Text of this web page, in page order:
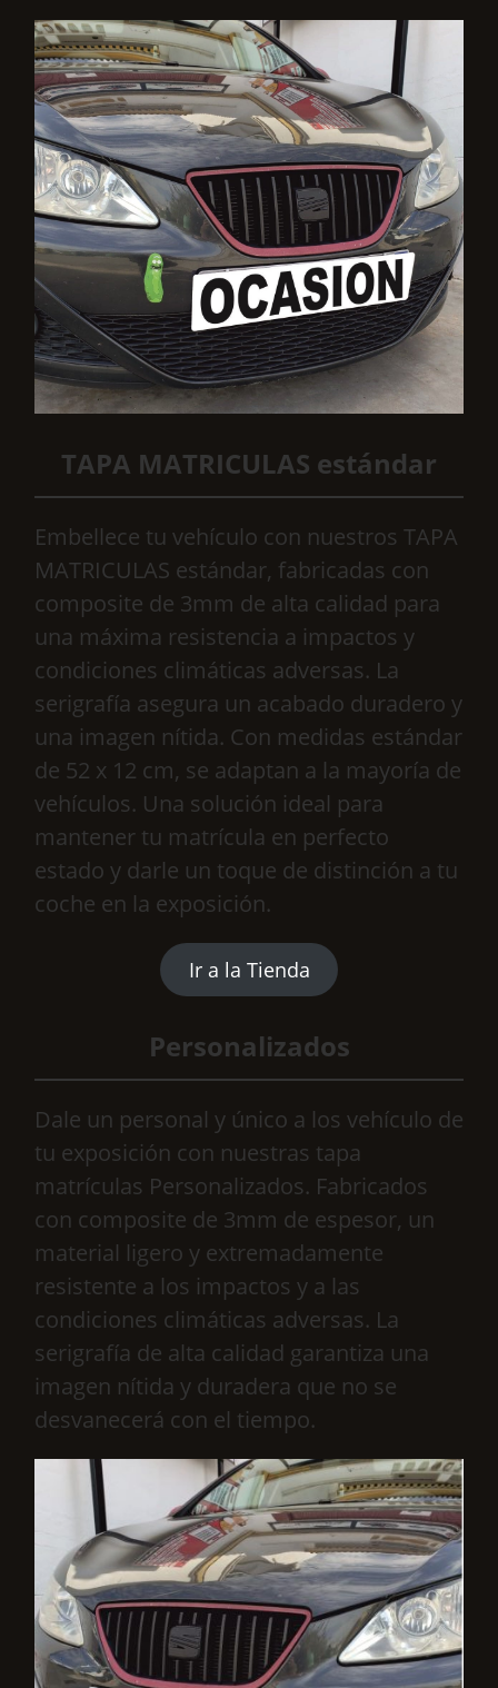
TAPA MATRICULAS estándar
Embellece tu vehículo con nuestros TAPA
MATRICULAS estándar, fabricadas con
composite de 3mm de alta calidad para
una máxima resistencia a impactos y
condiciones climáticas adversas. La
serigrafía asegura un acabado duradero y
una imagen nítida. Con medidas estándar
de 52 x 12 cm, se adaptan a la mayoría de
vehículos. Una solución ideal para
mantener tu matrícula en perfecto
estado y darle un toque de distinción a tu
coche en la exposición.
Ir a la Tienda
Personalizados
Dale un personal y único a los vehículo de
tu exposición con nuestras tapa
matrículas Personalizados. Fabricados
con composite de 3mm de espesor, un
material ligero y extremadamente
resistente a los impactos y a las
condiciones climáticas adversas. La
serigrafía de alta calidad garantiza una
imagen nítida y duradera que no se
desvanecerá con el tiempo.